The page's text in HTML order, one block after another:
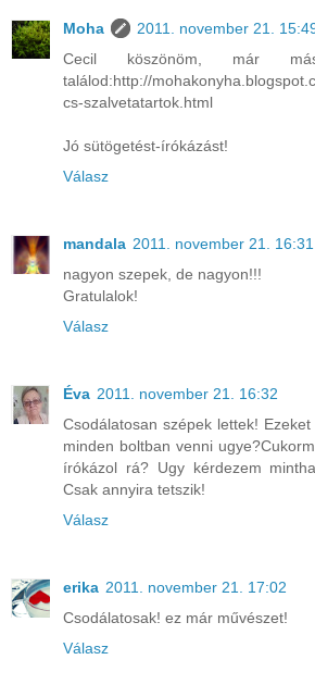
Moha
2011. november 21.
Cecil köszönöm, már
találod:http://
cs-szalvetatartok.html
Jó sütögetést-írókázást!
Válasz
mandala 2011. november 21. 16:31
nagyon szepek, de nagyon!!!
Gratulalok!
Válasz
Éva 2011. november 21. 16:32
Csodálatosan szépek lettek!
minden boltban venni
írókázol rá? Ugy kérdezem
Csak annyira tetszik!
Válasz
erika 2011. november 21. 17:02
Csodálatosak! ez már művészet!
Válasz